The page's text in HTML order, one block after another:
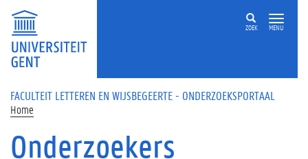
Overslaan en naar de inhoud gaan
ZOEK MENU
FACULTEIT LETTEREN EN WIJSBEGEERTE - ONDERZOEKSPORTAAL
Home
Onderzoekers